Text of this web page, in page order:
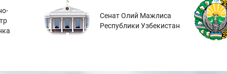
Сенат Олий Мажлиса
Республики Узбекистан